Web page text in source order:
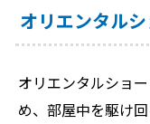
オリエンタル
オリエンタルショ
め、部屋中を駆け